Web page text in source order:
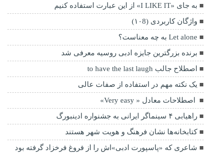
به جای «I LIKE IT» از این عبارت استفاده کنیم
واژگان کاربردی (۱۰8)
Let alone به چه معناست؟
برنده بزرگترین جایزه ادبی روسیه معرفی شد
اصطلاح جالب to have the last laugh
یک نکته مهم در استفاده از صفات عالی
اصطلاحات معادل « Very easy»
راهیابی ۴ سینماگر ایرانی به جشنواره ادینبورگ
کتابخانه‌ها نشان‌ فرهنگ و هویت شهر هستند
شاعری که «پاسپورت ادبی‌»اش را از فروغ فرخزاد گرفته بود